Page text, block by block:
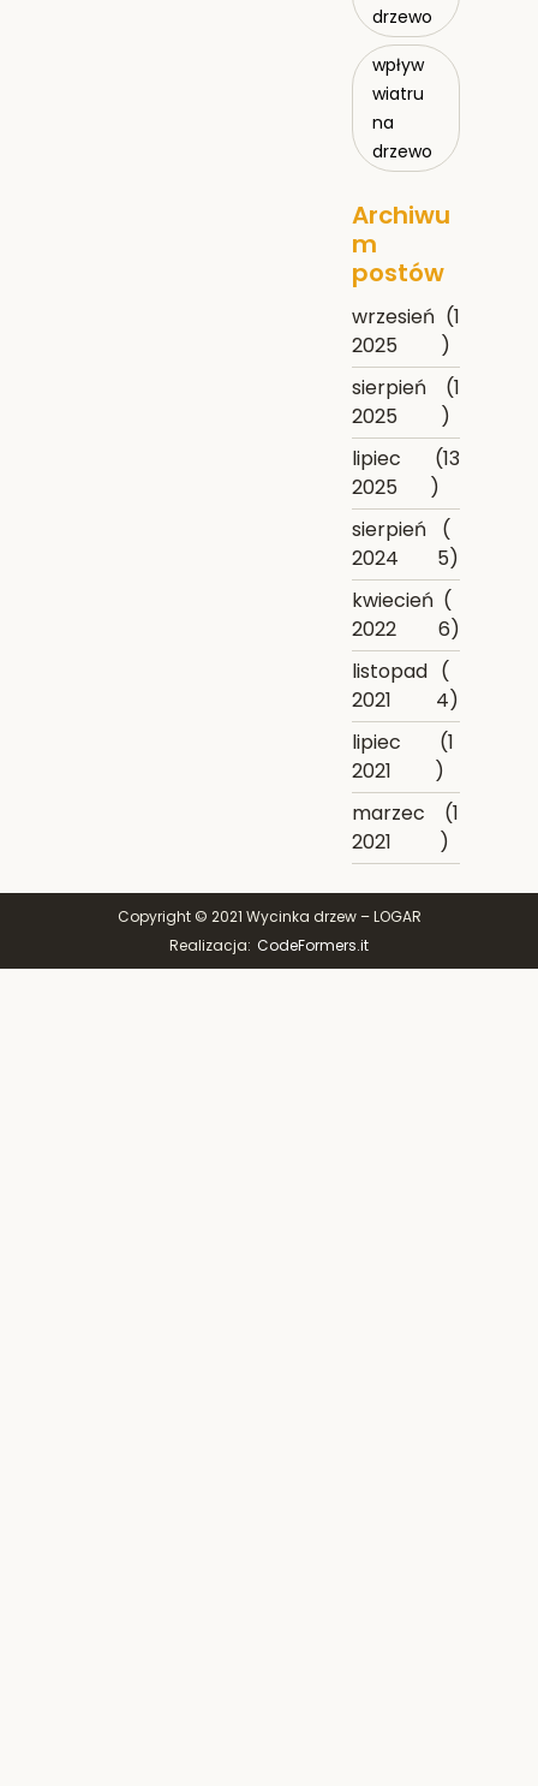
drzewo
wpływ
wiatru
na
drzewo
Archiwu
m
postów
wrzesień
2025
(1
)
sierpień
2025
(1
)
lipiec
2025
(13
)
sierpień
2024
(
5)
kwiecień
2022
(
6)
listopad
2021
(
4)
lipiec
2021
(1
)
marzec
2021
(1
)
Copyright © 2021 Wycinka drzew – LOGAR
Realizacja: CodeFormers.it